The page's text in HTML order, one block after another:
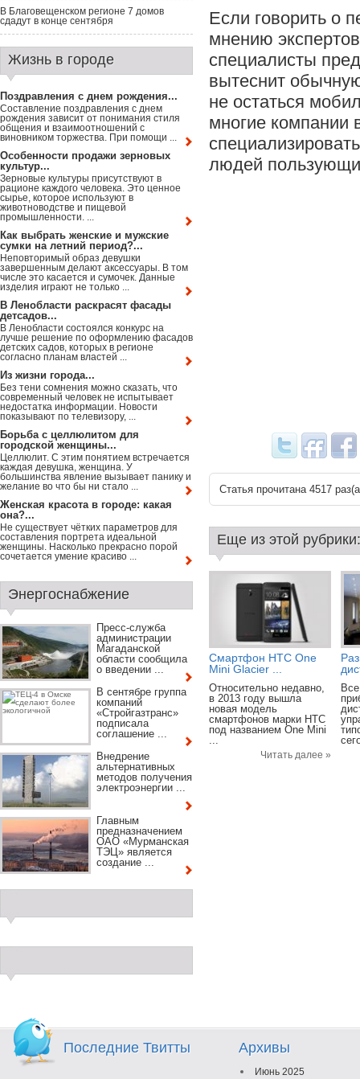
Если говорить о
мнению
специалисты
вытеснит
не остаться
многие компании
людей
Статья прочитана 4517
Еще из этой рубрики:
Смартфон HTC One
Mini Glacier ...
Относительно недавно,
в 2013 году вышла
новая модель
смартфонов марки HTC
под названием One Mini
...
Читать далее »
В Благовещенском регионе 7 домов
сдадут в конце сентября
Жизнь в городе
Поздравления с днем рождения...
Составление поздравления с днем
рождения зависит от понимания стиля
общения и взаимоотношений с
виновником торжества. При помощи ...
Особенности продажи зерновых
культур...
Зерновые культуры присутствуют в
рационе каждого человека. Это ценное
сырье, которое используют в
животноводстве и пищевой
промышленности. ...
Как выбрать женские и мужские
сумки на летний период?...
Неповторимый образ девушки
завершенным делают аксессуары. В том
числе это касается и сумочек. Данные
изделия играют не только ...
В Ленобласти раскрасят фасады
детсадов...
В Ленобласти состоялся конкурс на
лучше решение по оформлению фасадов
детских садов, которых в регионе
согласно планам властей ...
Из жизни города...
Без тени сомнения можно сказать, что
современный человек не испытывает
недостатка информации. Новости
показывают по телевизору, ...
Борьба с целлюлитом для
городской женщины...
Целлюлит. С этим понятием встречается
каждая девушка, женщина. У
большинства явление вызывает панику и
желание во что бы ни стало ...
Женская красота в городе: какая
она?...
Не существует чётких параметров для
составления портрета идеальной
женщины. Насколько прекрасно порой
сочетается умение красиво ...
Энергоснабжение
Пресс-служба
администрации
Магаданской
области сообщила
о введении ...
В сентябре группа
компаний
«Стройгазтранс»
подписала
соглашение ...
Внедрение
альтернативных
методов получения
электроэнергии ...
Главным
предназначением
ОАО «Мурманская
ТЭЦ» является
создание ...
Последние Твитты Архивы
Июнь 2025